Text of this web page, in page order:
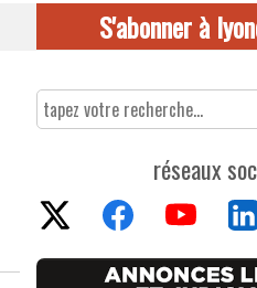
S'abonner à
réseaux